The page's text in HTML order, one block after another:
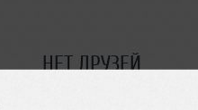
НЕТ ДРУЗЕЙ